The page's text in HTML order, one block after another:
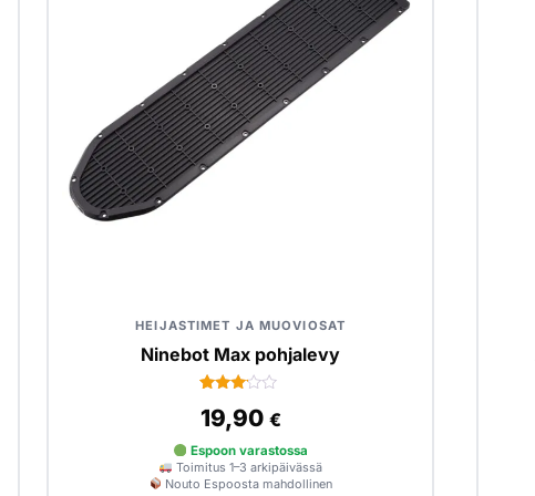
HEIJASTIMET JA MUOVIOSAT
Ninebot Max pohjalevy
3.00
5:stä
perustuen
asiakkaan
arvotukseen.
19,90 €
Espoon varastossa
Toimitus 1–3 arkipäivässä
Nouto Espoosta mahdollinen